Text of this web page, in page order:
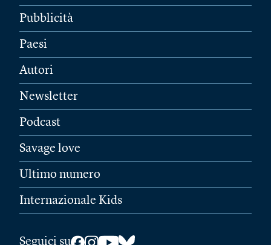
Pubblicità
Paesi
Autori
Newsletter
Podcast
Savage love
Ultimo numero
Internazionale Kids
Seguici su